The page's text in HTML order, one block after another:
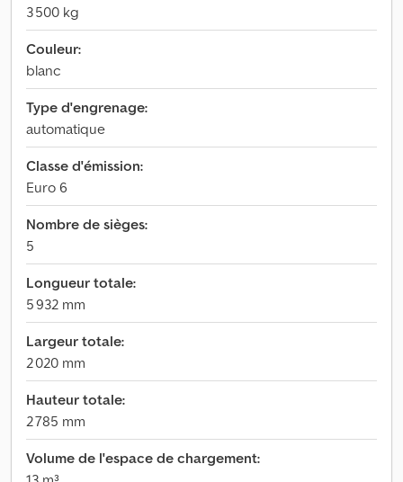
3 500 kg
Couleur:
blanc
Type d'engrenage:
automatique
Classe d'émission:
Euro 6
Nombre de sièges:
5
Longueur totale:
5 932 mm
Largeur totale:
2 020 mm
Hauteur totale:
2 785 mm
Volume de l'espace de chargement: